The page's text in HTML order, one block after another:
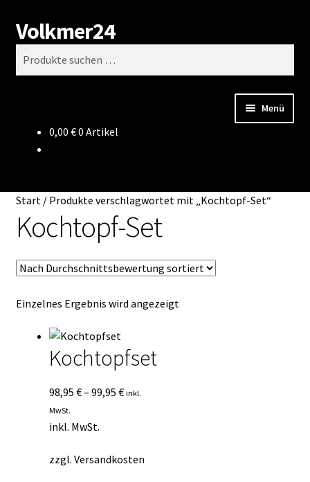
Zur
Navigation
springen
Zum
Inhalt
springen
Volkmer24
Suchen
Menü
Impressum
Mein Konto
Mein Konto
Vertrag widerrufen
0,00 €0 Artikel
Start/ Produkte verschlagwortet mit „Kochtopf-Set“
Kochtopf-Set
Einzelnes Ergebnis wird angezeigt
Kochtopfset
98,95 €– 99,95 € inkl.
MwSt.
inkl. MwSt.
zzgl. Versandkosten